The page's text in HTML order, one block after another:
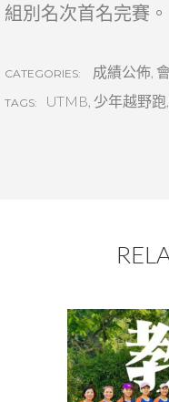
組別名次首名完賽。
CATEGORIES: 成績公佈
TAGS: UTMB 少年越野跑